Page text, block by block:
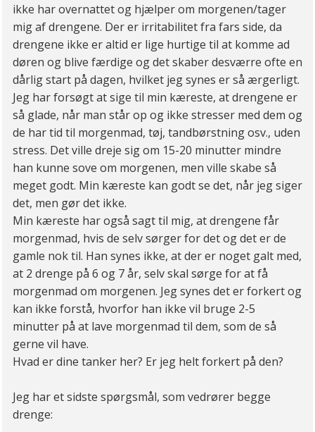
ikke har overnattet og hjælper om morgenen/tager
mig af drengene. Der er irritabilitet fra fars side, da
drengene ikke er altid er lige hurtige til at komme ad
døren og blive færdige og det skaber desværre ofte en
dårlig start på dagen, hvilket jeg synes er så ærgerligt.
Jeg har forsøgt at sige til min kæreste, at drengene er
så glade, når man står op og ikke stresser med dem og
de har tid til morgenmad, tøj, tandbørstning osv., uden
stress. Det ville dreje sig om 15-20 minutter mindre
han kunne sove om morgenen, men ville skabe så
meget godt. Min kæreste kan godt se det, når jeg siger
det, men gør det ikke.
Min kæreste har også sagt til mig, at drengene får
morgenmad, hvis de selv sørger for det og det er de
gamle nok til. Han synes ikke, at der er noget galt med,
at 2 drenge på 6 og 7 år, selv skal sørge for at få
morgenmad om morgenen. Jeg synes det er forkert og
kan ikke forstå, hvorfor han ikke vil bruge 2-5
minutter på at lave morgenmad til dem, som de så
gerne vil have.
Hvad er dine tanker her? Er jeg helt forkert på den?
Jeg har et sidste spørgsmål, som vedrører begge
drenge: